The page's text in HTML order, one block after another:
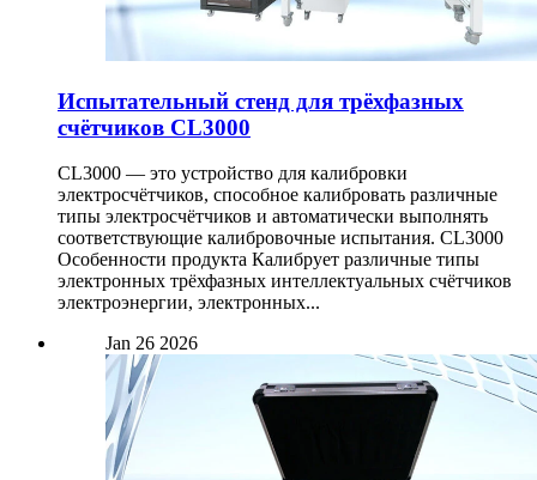
Испытательный стенд для трёхфазных
счётчиков CL3000
CL3000 — это устройство для калибровки
электросчётчиков, способное калибровать различные
типы электросчётчиков и автоматически выполнять
соответствующие калибровочные испытания. CL3000
Особенности продукта Калибрует различные типы
электронных трёхфазных интеллектуальных счётчиков
электроэнергии, электронных...
Jan 26 2026